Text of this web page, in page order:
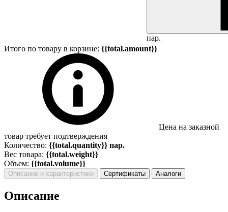
пар.
Итого по товару в корзине: {{total.amount}}
Цена на заказной
товар требует подтверждения
Количество: {{total.quantity}} пар.
Вес товара: {{total.weight}}
Объем: {{total.volume}}
Описание и характеристики Сертификаты Аналоги
Описание